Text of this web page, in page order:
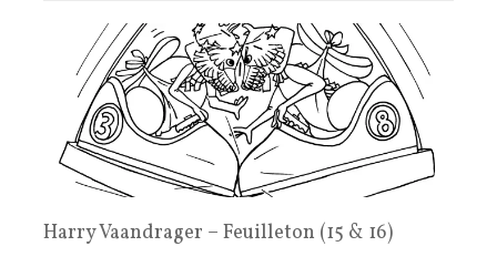
Harry Vaandrager – Feuilleton (15 & 16)